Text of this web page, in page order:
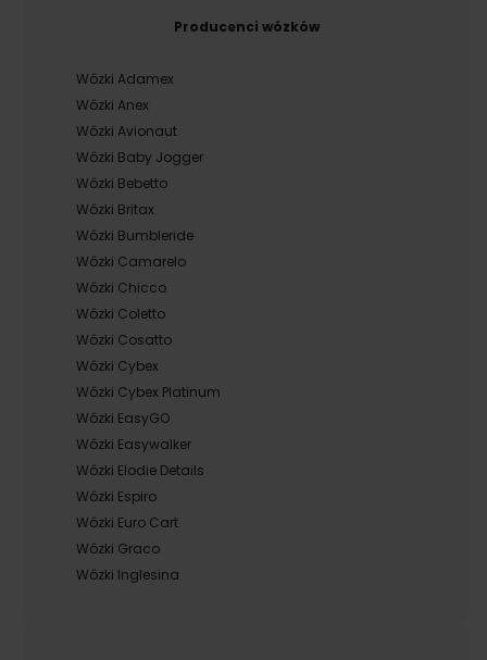
Producenci wózków
Wózki Adamex
Wózki Anex
Wózki Avionaut
Wózki Baby Jogger
Wózki Bebetto
Wózki Britax
Wózki Bumbleride
Wózki Camarelo
Wózki Chicco
Wózki Coletto
Wózki Cosatto
Wózki Cybex
Wózki Cybex Platinum
Wózki EasyGO
Wózki Easywalker
Wózki Elodie Details
Wózki Espiro
Wózki Euro Cart
Wózki Graco
Wózki Inglesina